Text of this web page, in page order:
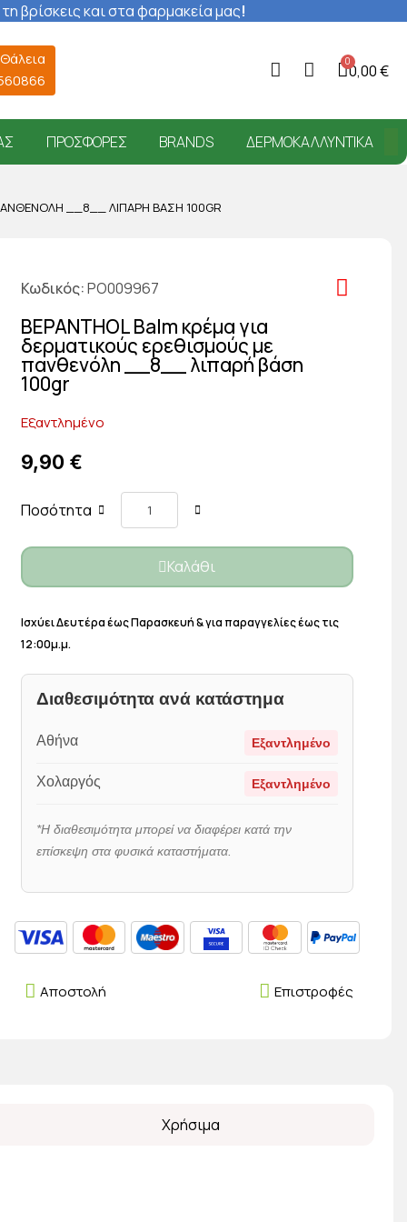
βρίσκεις και στα φαρμακεία μας!
0,00 €
ΠΡΟΣΦΟΡΈΣ BRANDS ΔΕΡΜΟΚΑΛΛΥΝΤΙΚΆ
__8__ ΛΙΠΑΡΉ ΒΆΣΗ 100GR
Κωδικός PO009967
BEPANTHOL Balm κρέμα για
δερματικούς ερεθισμούς με
πανθενόλη __8__ λιπαρή βάση
100gr
Εξαντλημένο
9,90 €
Ποσότητα
Καλάθι
Ισχύει Δευτέρα έως Παρασκευή & για παραγγελίες έως τις
12:00μ.μ.
Διαθεσιμότητα ανά κατάστημα
Αθήνα Εξαντλημένο
Χολαργός Εξαντλημένο
*Η διαθεσιμότητα μπορεί να διαφέρει κατά την
επίσκεψη στα φυσικά καταστήματα.
Επιστροφές
Αποστολή
Χρήσιμα